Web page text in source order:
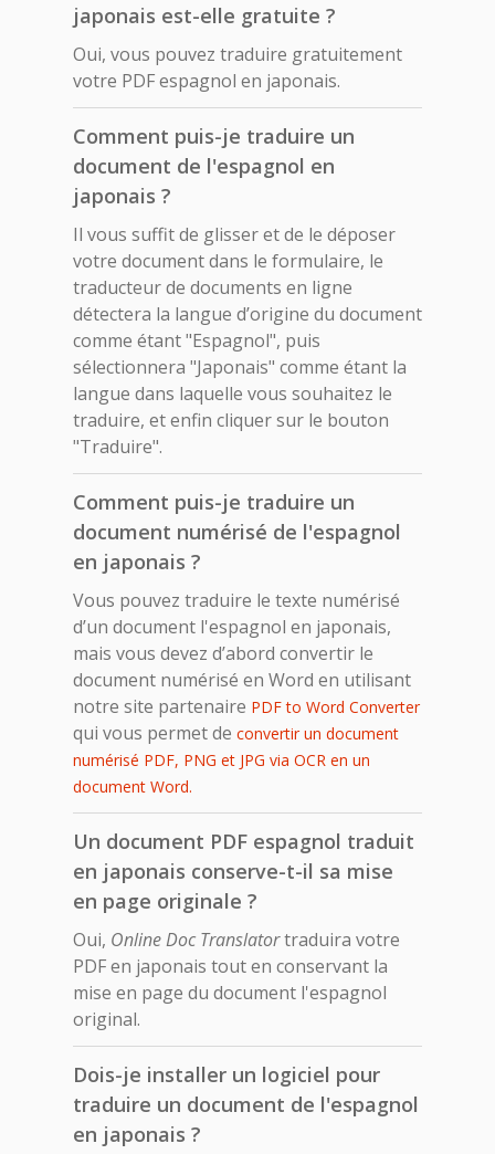
japonais est-elle gratuite ?
Oui, vous pouvez traduire gratuitement
votre PDF espagnol en japonais.
Comment puis-je traduire un
document de l'espagnol en
japonais ?
Il vous suffit de glisser et de le déposer
votre document dans le formulaire, le
traducteur de documents en ligne
détectera la langue d’origine du document
comme étant "Espagnol", puis
sélectionnera "Japonais" comme étant la
langue dans laquelle vous souhaitez le
traduire, et enfin cliquer sur le bouton
"Traduire".
Comment puis-je traduire un
document numérisé de l'espagnol
en japonais ?
Vous pouvez traduire le texte numérisé
d’un document l'espagnol en japonais,
mais vous devez d’abord convertir le
document numérisé en Word en utilisant
notre site partenaire PDF to Word Converter
qui vous permet de convertir un document
numérisé PDF, PNG et JPG via OCR en un
document Word.
Un document PDF espagnol traduit
en japonais conserve-t-il sa mise
en page originale ?
Oui, Online Doc Translatortraduira votre
PDF en japonais tout en conservant la
mise en page du document l'espagnol
original.
Dois-je installer un logiciel pour
traduire un document de l'espagnol
en japonais ?